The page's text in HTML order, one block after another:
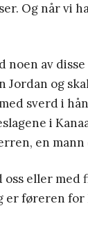
Og når vi
noen av
Jordan og
sverd i
i
en mann
oss eller med
er føreren